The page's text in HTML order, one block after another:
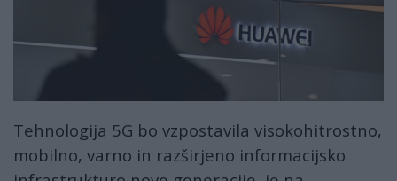
Tehnologija 5G bo vzpostavila visokohitrostno,
mobilno, varno in razširjeno informacijsko